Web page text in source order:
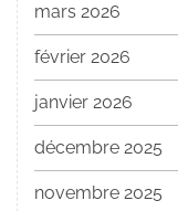
mars 2026
février 2026
janvier 2026
décembre 2025
novembre 2025